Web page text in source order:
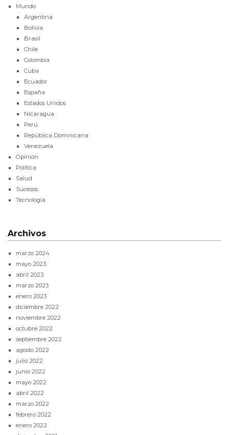
Mundo
Argentina
Bolivia
Brasil
Chile
Colombia
Cuba
Ecuador
España
Estados Unidos
Nicaragua
Perú
República Dominicana
Venezuela
Opinión
Política
Salud
Sucesos
Tecnología
Archivos
marzo 2024
mayo 2023
abril 2023
marzo 2023
enero 2023
diciembre 2022
noviembre 2022
octubre 2022
septiembre 2022
agosto 2022
julio 2022
junio 2022
mayo 2022
abril 2022
marzo 2022
febrero 2022
enero 2022